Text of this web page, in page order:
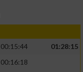
00:15:44
01:28:15
00:16:18